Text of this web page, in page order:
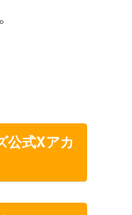
公式Xアカ